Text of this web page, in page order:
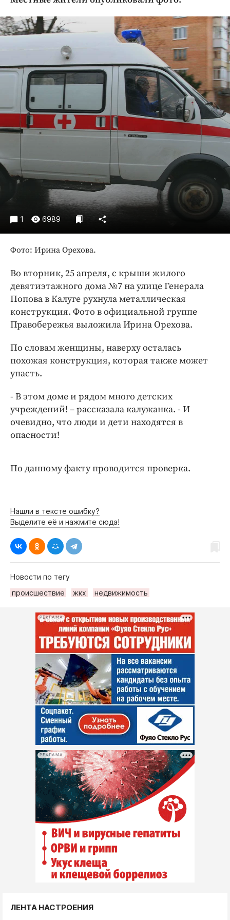
Культура
Недвижимость и ЖКХ
Образование
Общество
Погода
Праздники
Происшествия
Спорт
Блоги
Издания
Медиаперсона
Интересное чтиво
Клиника года
Работодатель года
1 6989
Фото: Ирина Орехова.
Во вторник, 25 апреля, с крыши жилого
девятиэтажного дома №7 на улице Генерала
Попова в Калуге рухнула металлическая
конструкция. Фото в официальной группе
Правобережья выложила Ирина Орехова.
По словам женщины, наверху осталась
похожая конструкция, которая также может
упасть.
- В этом доме и рядом много детских
учреждений! – рассказала калужанка. - И
очевидно, что люди и дети находятся в
опасности!
По данному факту проводится проверка.
Нашли в тексте ошибку?
Выделите её и нажмите сюда!
Новости по тегу
происшествие
жкх недвижимость
РЕКЛАМА
РЕКЛАМА
ЛЕНТА НАСТРОЕНИЯ